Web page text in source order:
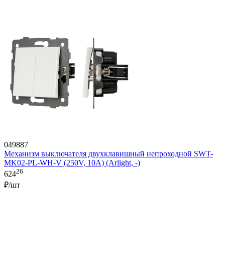
049887
Механизм выключателя двухклавишный непроходной SWT-
MK02-PL-WH-V (250V, 10A) (Arlight, -)
62426
₽/шт